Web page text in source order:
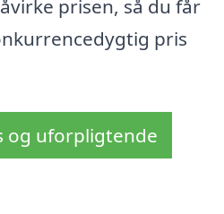
prisen, så du får
pris
og uforpligtende